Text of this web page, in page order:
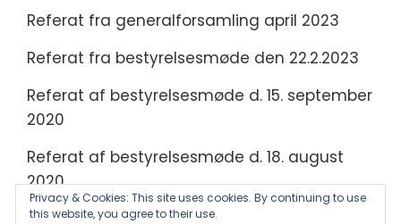
Referat fra generalforsamling april 2023
Referat fra bestyrelsesmøde den 22.2.2023
Referat af bestyrelsesmøde d. 15. september
2020
Referat af bestyrelsesmøde d. 18. august
2020
Referat af bestyrelsesmøde d. 22. juni 2020
Privacy & Cookies: This site uses cookies. By continuing to use
this website, you agree to their use.